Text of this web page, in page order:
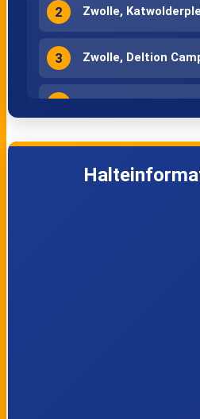
2 Zwolle,
3 Zwolle, Deltion
4 Zwolle, Station
5 Zwolle,